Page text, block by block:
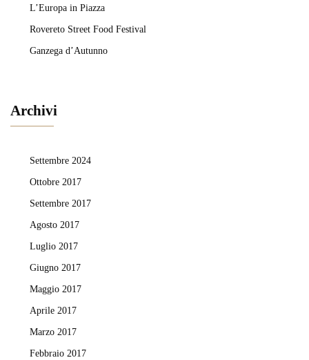
L’Europa in Piazza
Rovereto Street Food Festival
Ganzega d’Autunno
Archivi
Settembre 2024
Ottobre 2017
Settembre 2017
Agosto 2017
Luglio 2017
Giugno 2017
Maggio 2017
Aprile 2017
Marzo 2017
Febbraio 2017